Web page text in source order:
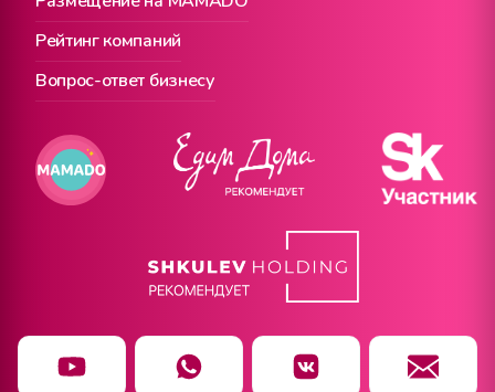
Рейтинг компаний
Вопрос-ответ бизнесу